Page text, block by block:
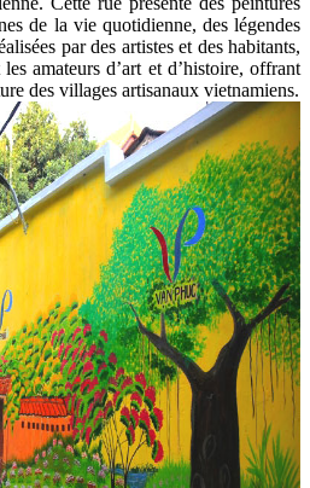
de la vie quotidienne, des légendes
par des artistes et des habitants,
amateurs d’art et d’histoire, offrant
des villages artisanaux vietnamiens.